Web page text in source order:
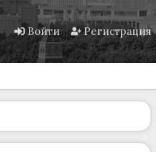
Войти Регистрация